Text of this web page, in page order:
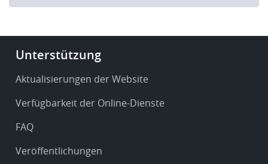
Footer
Service
support
Unterstützung
Aktualisierungen der Website
Verfügbarkeit der Online-Dienste
FAQ
Veröffentlichungen